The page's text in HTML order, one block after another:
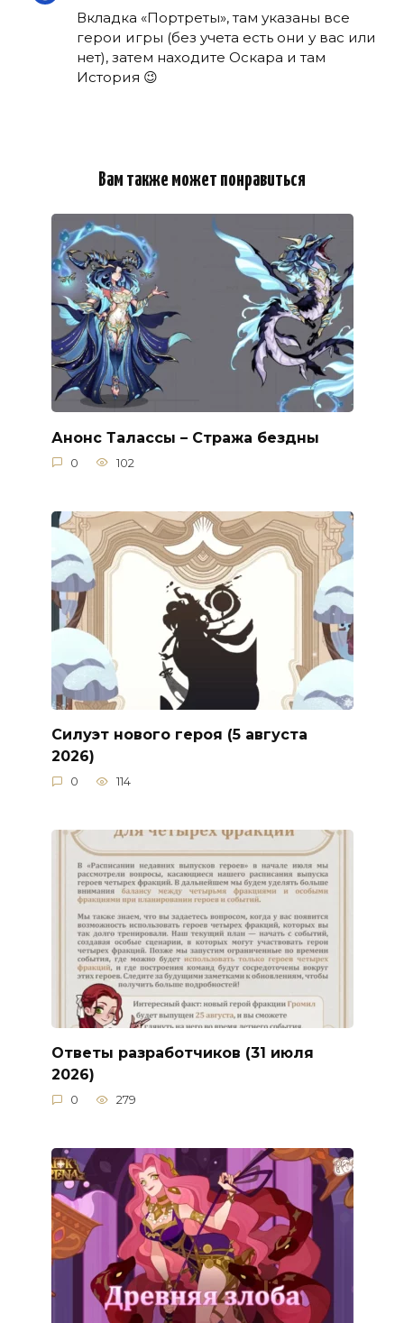
Вкладка «Портреты», там указаны все
герои игры (без учета есть они у вас или
нет), затем находите Оскара и там
История 😉
Вам также может понравиться
Анонс Талассы – Стража бездны
0 102
Силуэт нового героя (5 августа
2026)
0 114
Ответы разработчиков (31 июля
2026)
0 279